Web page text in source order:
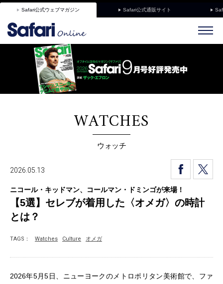
Safari公式ウェブマガジン Safari公式通販サイト
WATCHES
ウォッチ
2026.05.13
ニコール・キッドマン、コールマン・ドミンゴが来場！
【5選】セレブが着用した〈オメガ〉の時計
とは？
TAGS： Watches Culture オメガ
2026年5月5日、ニューヨークのメトロポリタン美術館で、ファ